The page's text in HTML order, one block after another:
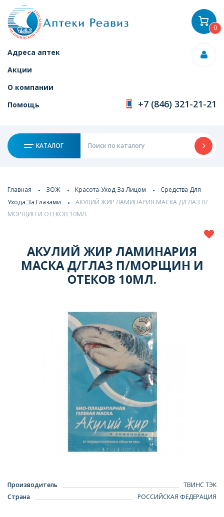
Адреса аптек
Акции
О компании
Помощь
+7 (846) 321-21-21
КАТАЛОГ
0
Главная ЗОЖ Красота-Уход За Лицом
Средства Для
Ухода За Глазами
АКУЛИЙ ЖИР ЛАМИНАРИЯ МАСКА Д/ГЛАЗ П/
МОРЩИН И ОТЕКОВ 10МЛ.
АКУЛИЙ ЖИР ЛАМИНАРИЯ
МАСКА Д/ГЛАЗ П/МОРЩИН И
ОТЕКОВ 10МЛ.
Производитель
ТВИНС ТЭК
Страна
РОССИЙСКАЯ ФЕДЕРАЦИЯ